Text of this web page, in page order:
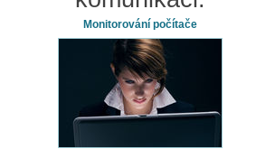
Monitorování počítače